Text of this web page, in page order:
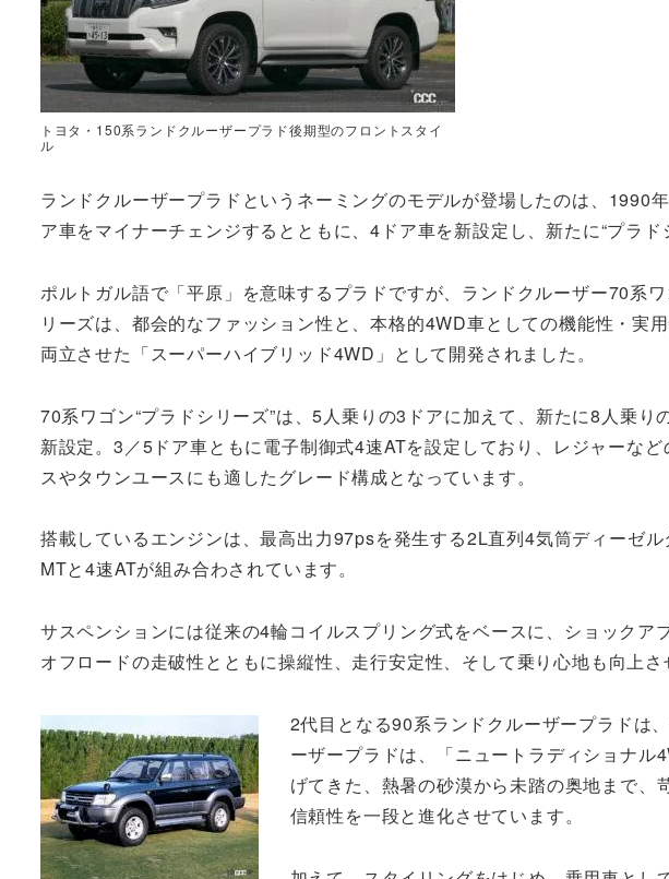
トヨタ・150系ランドクルーザープラド後期型のフロントスタイ
ル
ランドクルーザープラドというネーミングのモデルが登場したのは、1990
ア車をマイナーチェンジするとともに、4ドア車を新設定し、新たに“プラド
ポルトガル語で「平原」を意味するプラドですが、ランドクルーザー70系
リーズは、都会的なファッション性と、本格的4WD車としての機能性・実
両立させた「スーパーハイブリッド4WD」として開発されました。
70系ワゴン“プラドシリーズ”は、5人乗りの3ドアに加えて、新たに8人乗り
新設定。3／5ドア車ともに電子制御式4速ATを設定しており、レジャーな
スやタウンユースにも適したグレード構成となっています。
搭載しているエンジンは、最高出力97psを発生する2L直列4気筒ディーゼ
MTと4速ATが組み合わされています。
サスペンションには従来の4輪コイルスプリング式をベースに、ショックア
オフロードの走破性とともに操縦性、走行安定性、そして乗り心地も向上さ
2代目となる90系ランドクルーザープラドは
ーザープラドは、「ニュートラディショナ
げてきた、熱暑の砂漠から未踏の奥地まで、
信頼性を一段と進化させています。